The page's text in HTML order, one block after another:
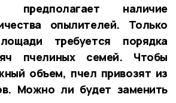
предполагает наличие
опылителей. Только
требуется порядка
пчелиных семей. Чтобы
объем, пчел привозят из
Можно ли будет заменить